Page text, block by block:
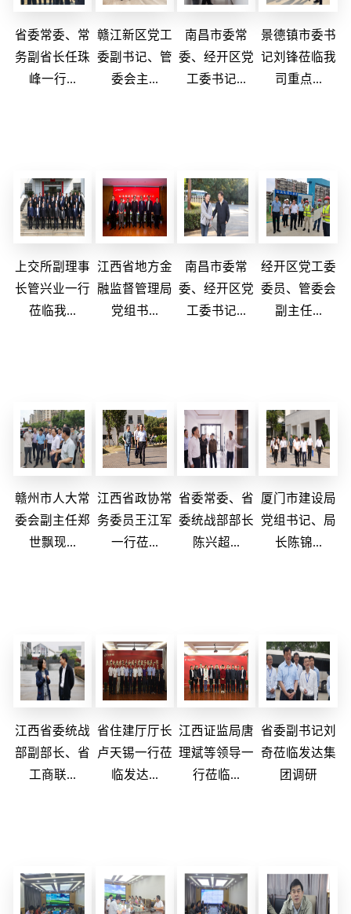
省委常委、常
务副省长任珠
峰一行...
赣江新区党工
委副书记、管
委会主...
南昌市委常
委、经开区党
工委书记...
景德镇市委书
记刘锋莅临我
司重点...
上交所副理事
长管兴业一行
莅临我...
江西省地方金
融监督管理局
党组书...
南昌市委常
委、经开区党
工委书记...
经开区党工委
委员、管委会
副主任...
赣州市人大常
委会副主任郑
世飘现...
江西省政协常
务委员王江军
一行莅...
省委常委、省
委统战部部长
陈兴超...
厦门市建设局
党组书记、局
长陈锦...
江西省委统战
部副部长、省
工商联...
省住建厅厅长
卢天锡一行莅
临发达...
江西证监局唐
理斌等领导一
行莅临...
省委副书记刘
奇莅临发达集
团调研